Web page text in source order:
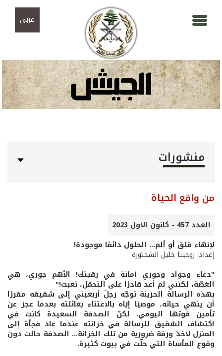
عربي
منشورات
من واقع الحياة
العدد 457 - كانون الأول 2023
لإنهاء قلق أو ألم... الحلول دائمًا موجودة!
إعداد: روجينا خليل الشختورة
"دعاء وجواد وجوري أمانة في رقبتك! الأهم جوري، هي
الغصّة، لكنني لم أعد قادرًا على التحمّل، تعبت!"
بهذه الرسالة الحزينة توجّه رجلٌ أربعيني إلى شقيقه مقررًا
أن ينهي حياته، موصيًا إيّاه بالاعتناء بعائلته بعدما عجز عن
تأمين قوتها اليومي. لكنّ الصدفة السعيدة كانت في
اكتشاف الشقيق للرسالة في خزانته عندما عاد فجأة إلى
المنزل لأخذ ورقة ضرورية من تلك الخزانة... الصدفة حالت دون
وقوع المأساة التي حلّت في بيوت كثيرة.